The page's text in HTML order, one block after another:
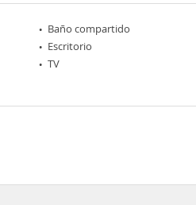
Baño compartido
Escritorio
TV